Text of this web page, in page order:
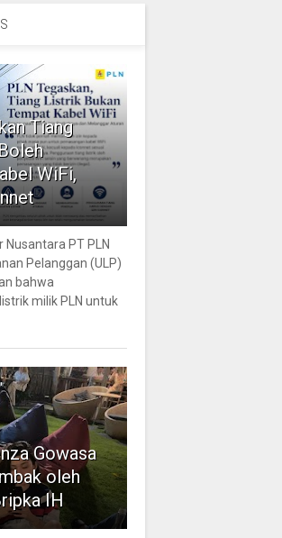
Tiang
WiFi,
Nusantara PT PLN
Pelanggan (ULP)
bahwa
milik PLN untuk
Gowasa
oleh
IH